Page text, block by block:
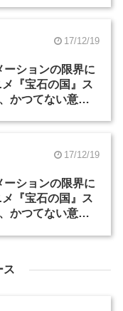
17/12/19
ーションの限界に
『宝石の国』ス
かつてない意欲
17/12/19
ーションの限界に
『宝石の国』ス
かつてない意欲
ス